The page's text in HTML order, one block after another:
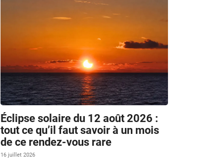
Éclipse solaire du 12 août 2026 :
tout ce qu’il faut savoir à un mois
de ce rendez-vous rare
16 juillet 2026